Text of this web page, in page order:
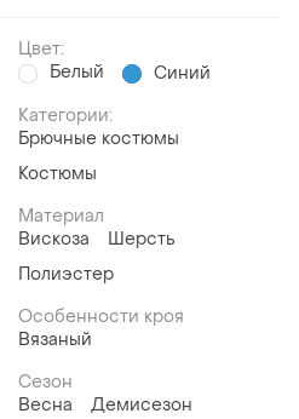
Цвет:
Белый
Синий
Категории:
Брючные костюмы
Костюмы
Материал
Вискоза
Шерсть
Полиэстер
Особенности кроя
Вязаный
Сезон
Весна
Демисезон